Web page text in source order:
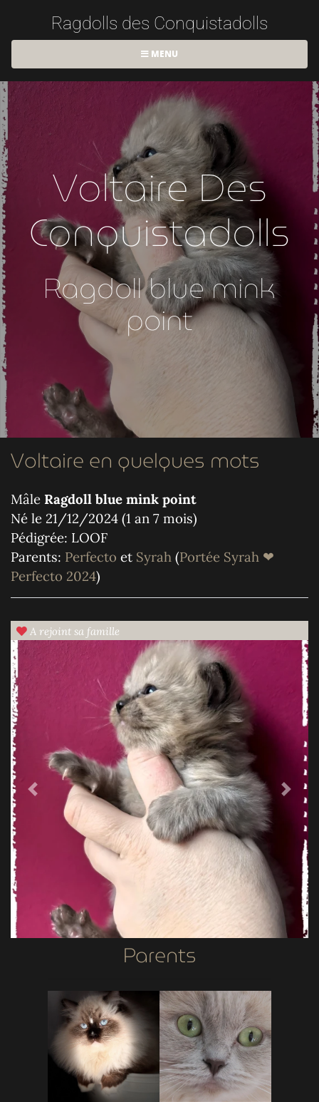
Ragdolls des Conquistadolls
MENU
Voltaire Des
Conquistadolls
Ragdoll blue mink
point
A rejoint sa famille
Previous Next
Voltaire en quelques mots
Mâle Ragdoll blue mink point
Né le 21/12/2024 (1 an 7 mois)
Pédigrée: LOOF
Parents: Perfecto et Syrah (Portée Syrah ❤
Perfecto 2024)
Parents